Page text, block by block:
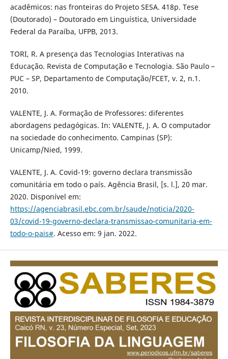
acadêmicos: nas fronteiras do Projeto SESA. 418p. Tese
(Doutorado) – Doutorado em Linguística, Universidade
Federal da Paraíba, UFPB, 2013.
TORI, R. A presença das Tecnologias Interativas na
Educação. Revista de Computação e Tecnologia. São Paulo –
PUC – SP, Departamento de Computação/FCET, v. 2, n.1.
2010.
VALENTE, J. A. Formação de Professores: diferentes
abordagens pedagógicas. In: VALENTE, J. A. O computador
na sociedade do conhecimento. Campinas (SP):
Unicamp/Nied, 1999.
VALENTE, J. A. Covid-19: governo declara transmissão
comunitária em todo o país. Agência Brasil, [s. l.], 20 mar.
2020. Disponível em:
https://agenciabrasil.ebc.com.br/saude/noticia/2020-
03/covid-19-governo-declara-transmissao-comunitaria-em-
todo-o-pais#. Acesso em: 9 jan. 2022.